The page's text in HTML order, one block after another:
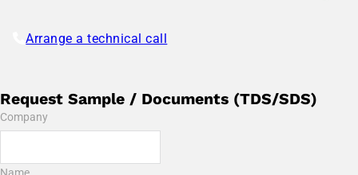
Arrange a technical call
Request Sample / Documents (TDS/SDS)
Company
Name